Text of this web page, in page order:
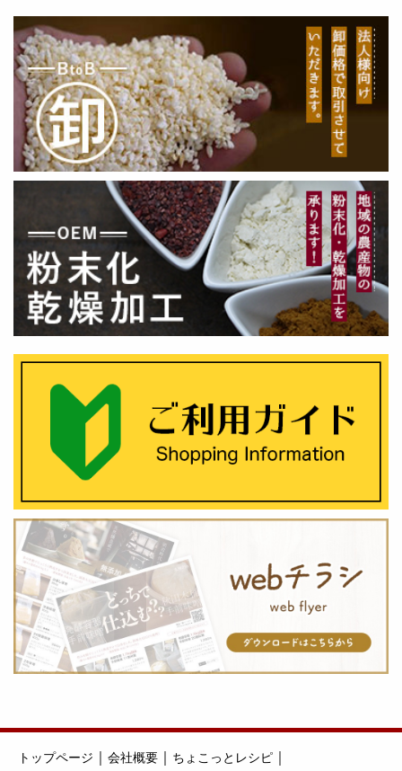
トップページ ｜ 会社概要 ｜ ちょこっとレシピ ｜